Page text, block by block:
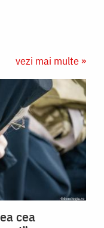
vezi mai multe »
cea